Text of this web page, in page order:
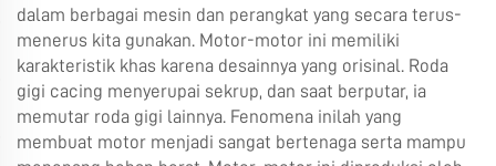
dalam berbagai mesin dan perangkat yang secara terus-
menerus kita gunakan. Motor-motor ini memiliki
karakteristik khas karena desainnya yang orisinal. Roda
gigi cacing menyerupai sekrup, dan saat berputar, ia
memutar roda gigi lainnya. Fenomena inilah yang
membuat motor menjadi sangat bertenaga serta mampu